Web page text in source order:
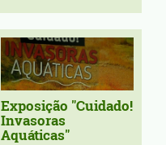
Exposição "Cuidado!
Invasoras
Aquáticas"